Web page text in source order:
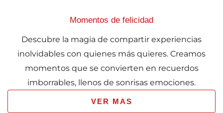
Momentos de felicidad
Descubre la magia de compartir experiencias
inolvidables con quienes más quieres. Creamos
momentos que se convierten en recuerdos
imborrables, llenos de sonrisas emociones.
VER MAS